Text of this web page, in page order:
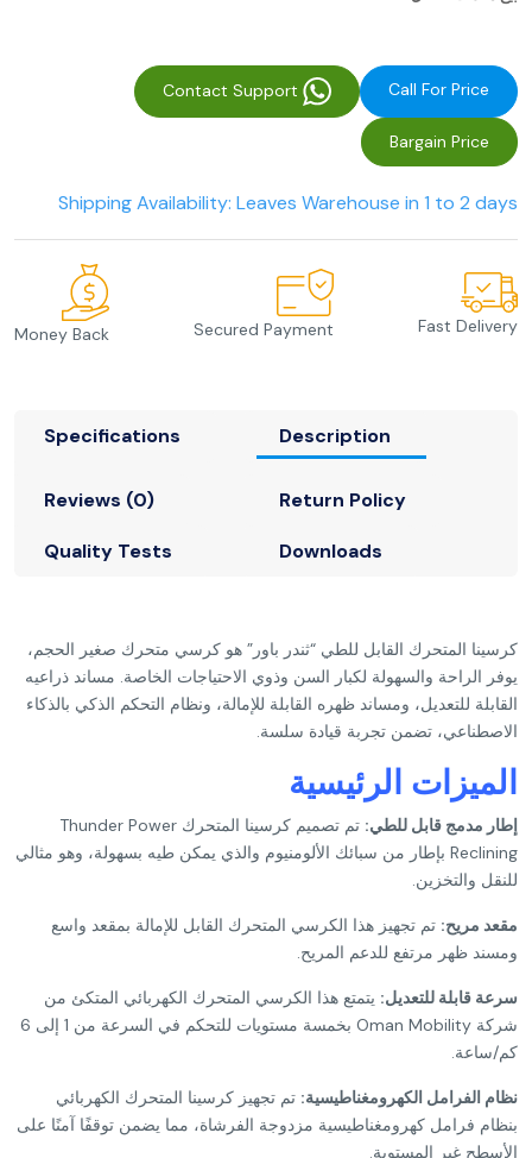
Call For Price
Bargain Price
Shipping Availability: Leaves Warehouse in 1 to 2 days
Fast Delivery
Secured Payment
Money Back
Description
Specifications
Return Policy
Reviews (0)
Downloads
Quality Tests
كرسينا المتحرك القابل للطي “ثندر باور” هو كرسي متحرك صغير الحجم،
يوفر الراحة والسهولة لكبار السن وذوي الاحتياجات الخاصة. مساند ذراعيه
القابلة للتعديل، ومساند ظهره القابلة للإمالة، ونظام التحكم الذكي بالذكاء
الاصطناعي، تضمن تجربة قيادة سلسة.
الميزات الرئيسية
إطار مدمج قابل للطي:
تم تصميم كرسينا المتحرك Thunder Power
Reclining بإطار من سبائك الألومنيوم والذي يمكن طيه بسهولة، وهو مثالي
للنقل والتخزين.
مقعد مريح: تم تجهيز هذا الكرسي المتحرك القابل للإمالة بمقعد واسع
ومسند ظهر مرتفع للدعم المريح.
سرعة قابلة للتعديل: يتمتع هذا الكرسي المتحرك الكهربائي المتكئ من
شركة Oman Mobility بخمسة مستويات للتحكم في السرعة من 1 إلى 6
كم/ساعة.
نظام الفرامل الكهرومغناطيسية: تم تجهيز كرسينا المتحرك الكهربائي
بنظام فرامل كهرومغناطيسية مزدوجة الفرشاة، مما يضمن توقفًا آمنًا على
الأسطح غير المستوية.